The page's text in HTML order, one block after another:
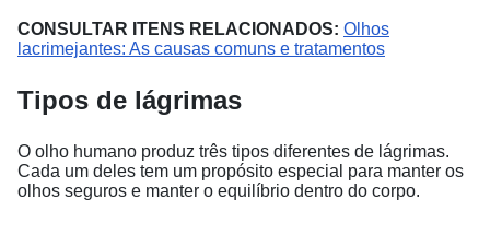
CONSULTAR ITENS RELACIONADOS: Olhos
lacrimejantes: As causas comuns e tratamentos
Tipos de lágrimas
O olho humano produz três tipos diferentes de lágrimas.
Cada um deles tem um propósito especial para manter os
olhos seguros e manter o equilíbrio dentro do corpo.